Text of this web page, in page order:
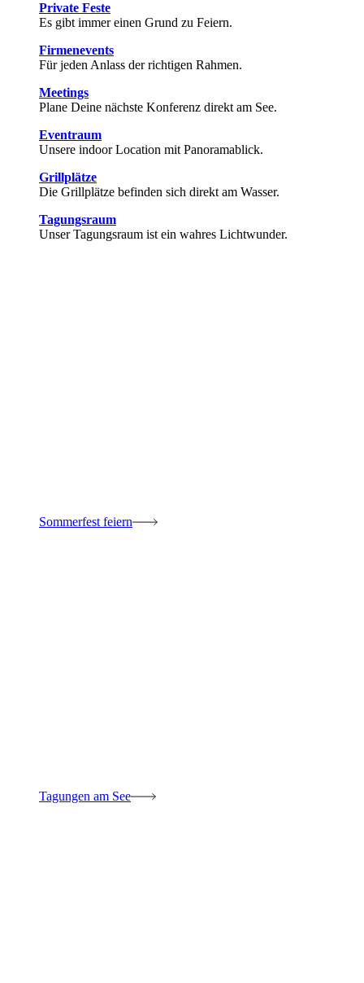
Private Feste
Es gibt immer einen Grund zu Feiern.
Firmenevents
Für jeden Anlass der richtigen Rahmen.
Meetings
Plane Deine nächste Konferenz direkt am See.
Eventraum
Unsere indoor Location mit Panoramablick.
Grillplätze
Die Grillplätze befinden sich direkt am Wasser.
Tagungsraum
Unser Tagungsraum ist ein wahres Lichtwunder.
Sommerfest feiern
Tagungen am See